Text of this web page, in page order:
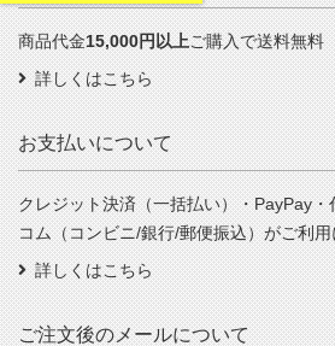
商品代金15,000円以上ご購入で送料無料
詳しくはこちら
お支払いについて
クレジット決済（一括払い）・PayPay
コム（コンビニ/銀行/郵便振込）がご利
詳しくはこちら
ご注文後のメールについて